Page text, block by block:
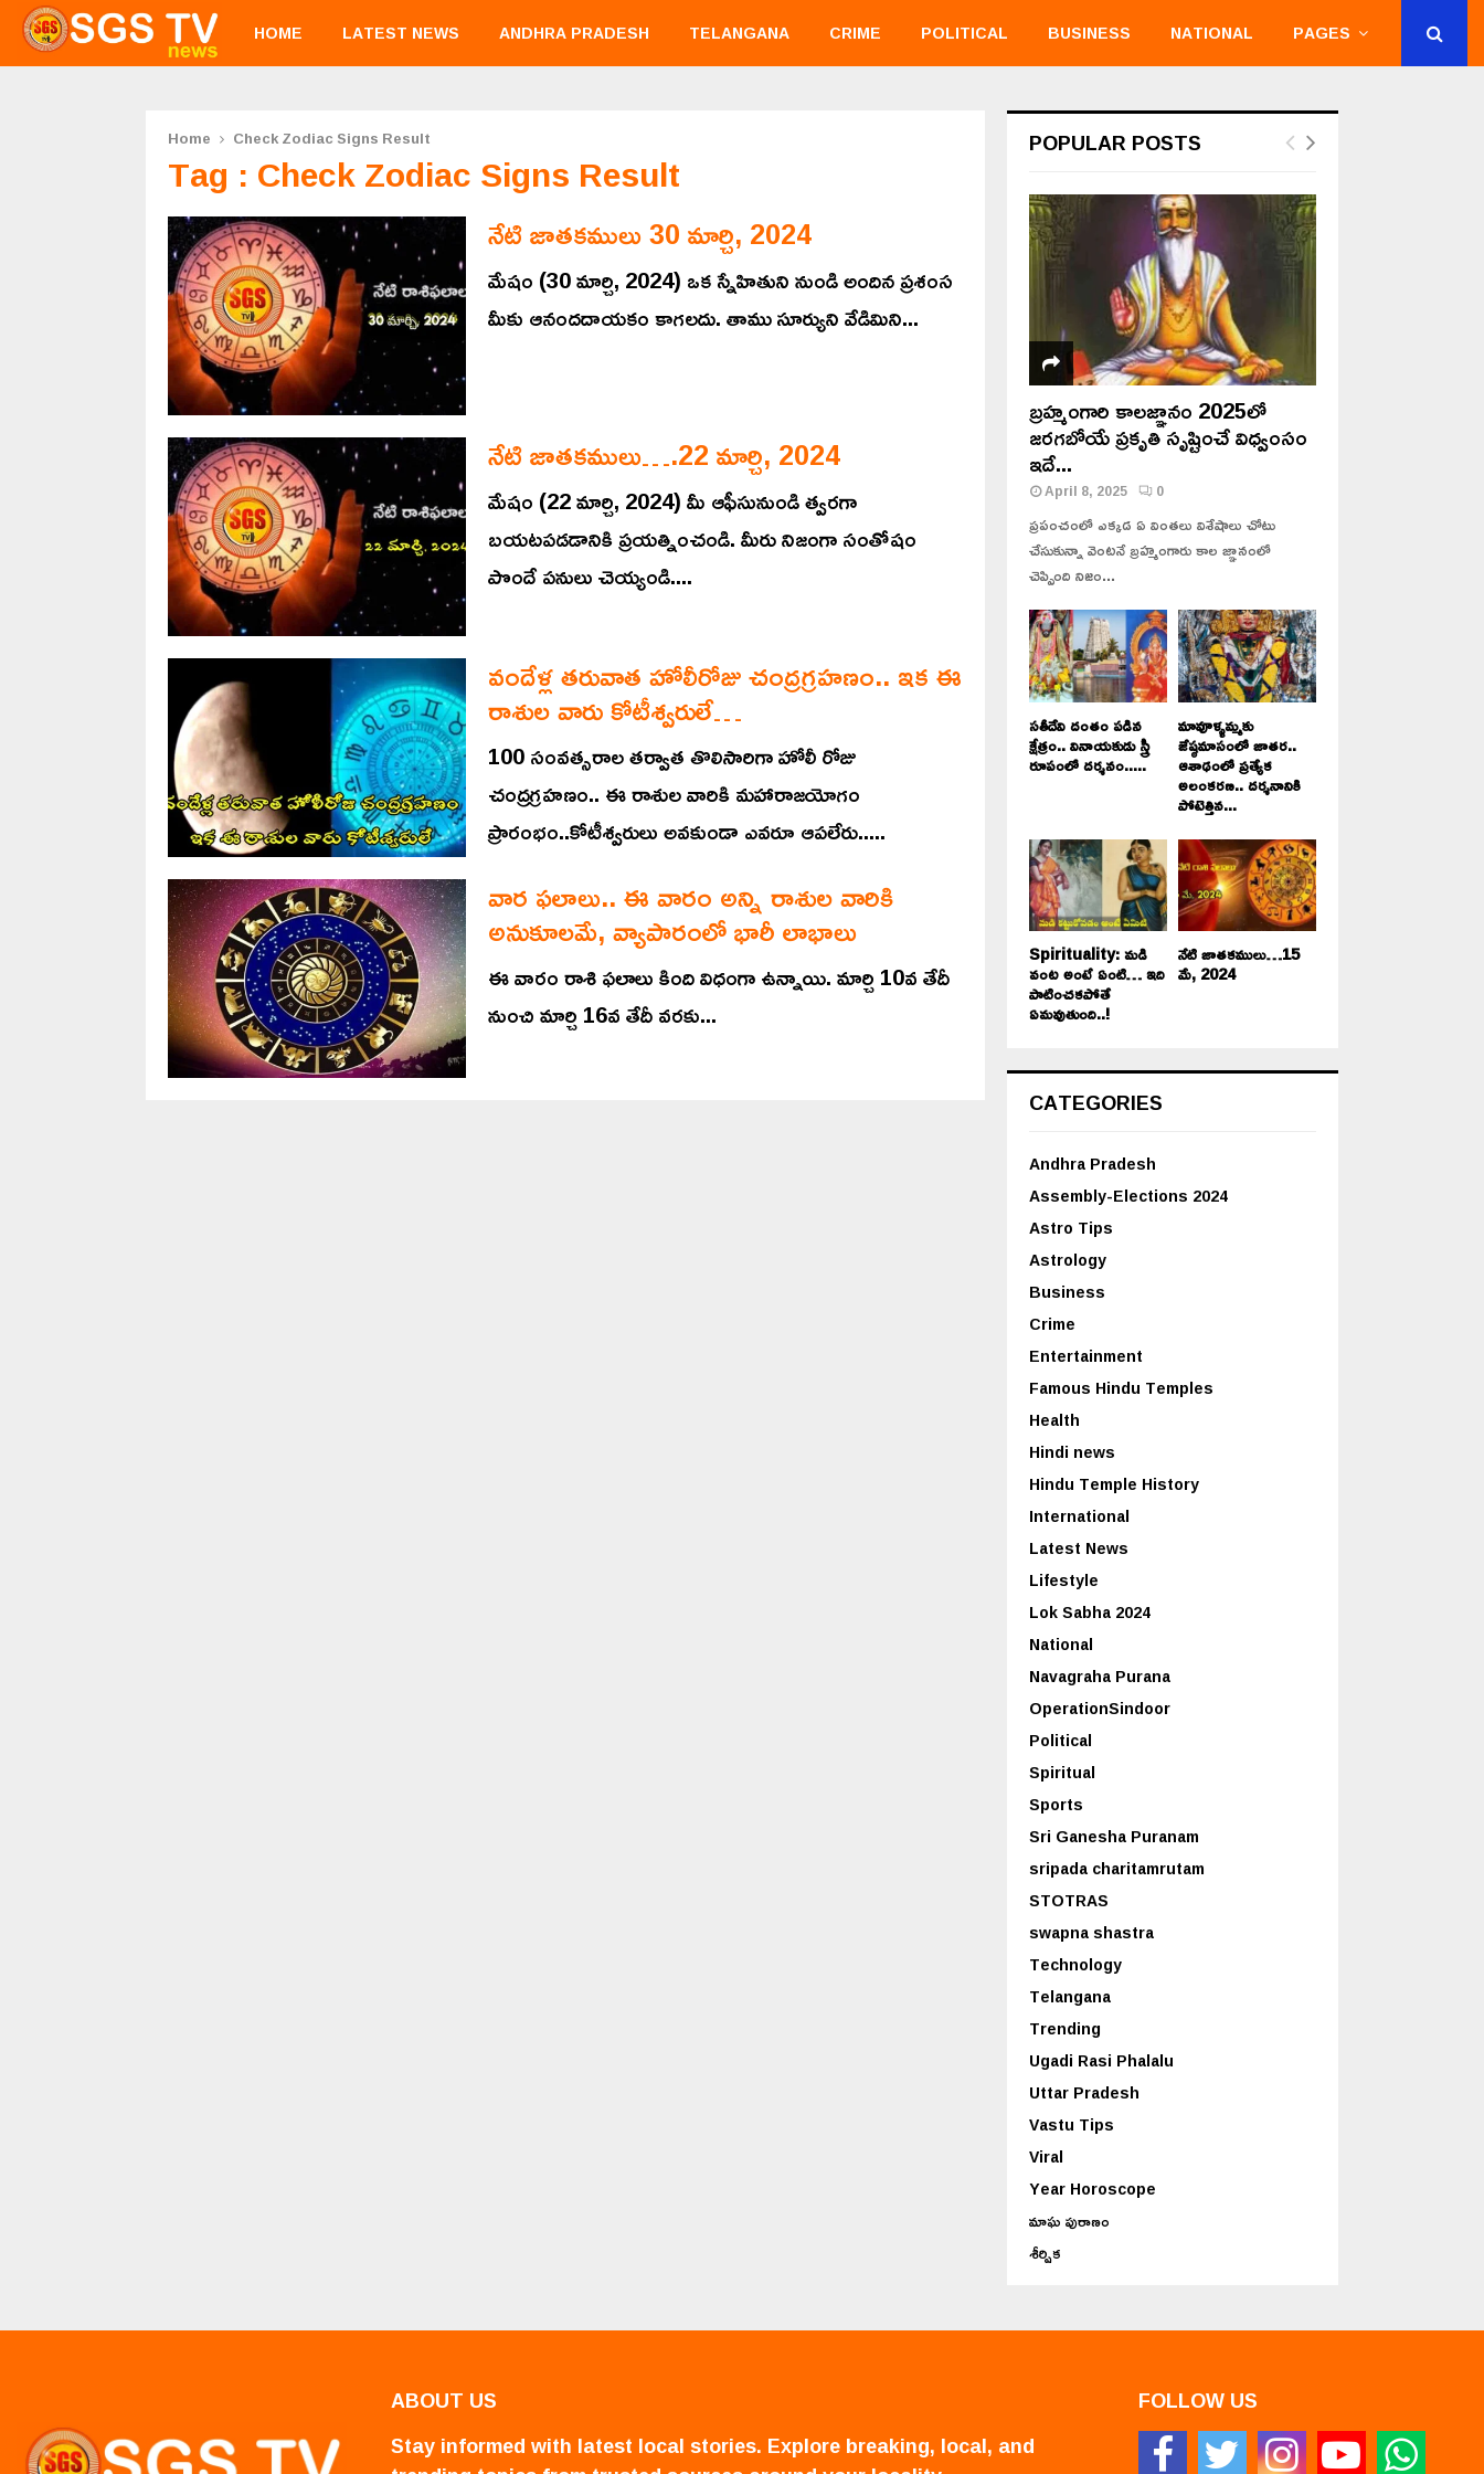
HOME LATEST NEWS ANDHRA PRADESH TELANGANA CRIME POLITICAL BUSINESS NATIONAL PAGES
Home Check Zodiac Signs Result
Tag : Check Zodiac Signs Result
నేటి జాతకములు 30 మార్చి, 2024
మేషం (30 మార్చి, 2024) ఒక స్నేహితుని నుండి అందిన ప్రశంస
మీకు ఆనందదాయకం కాగలదు. తాము సూర్యుని వేడిమిని...
నేటి జాతకములు….22 మార్చి, 2024
మేషం (22 మార్చి, 2024) మీ ఆఫీసునుండి త్వరగా
బయటపడడానికి ప్రయత్నించండి. మీరు నిజంగా సంతోషం
పొందే పనులు చెయ్యండి....
వందేళ్ల తరువాత హోలీరోజు చంద్రగ్రహణం.. ఇక ఈ
రాశుల వారు కోటీశ్వరులే…
100 సంవత్సరాల తర్వాత తొలిసారిగా హోలీ రోజు
చంద్రగ్రహణం.. ఈ రాశుల వారికి మహారాజయోగం
ప్రారంభం..కోటీశ్వరులు అవకుండా ఎవరూ ఆపలేరు.....
వార ఫలాలు.. ఈ వారం అన్ని రాశుల వారికి
అనుకూలమే, వ్యాపారంలో భారీ లాభాలు
ఈ వారం రాశి ఫలాలు కింది విధంగా ఉన్నాయి. మార్చి 10వ తేదీ
నుంచి మార్చి 16వ తేదీ వరకు...
POPULAR POSTS
బ్రహ్మంగారి కాలజ్ఞానం 2025లో
జరగబోయే ప్రకృతి సృష్టించే విధ్వంసం
ఇదే...
April 8, 2025 0
ప్రపంచంలో ఎక్కడ ఏ వింతలు విశేషాలు చోటు
చేసుకున్నా వెంటనే బ్రహ్మంగారు కాల జ్ఞానంలో
చెప్పింది నిజం...
సతీదేవి దంతం పడిన
క్షేత్రం.. వినాయకుడు స్త్రీ
రూపంలో దర్శనం.....
మావూళ్ళమ్మకు
జేష్ఠమాసంలో జాతర..
ఆశాఢంలో ప్రత్యేక
అలంకరణ.. దర్శనానికి
పోటెత్తిన...
Spirituality: మడి
వంట అంటే ఏంటి… ఇది
పాటించకపోతే
ఏమవుతుంది..!
నేటి జాతకములు…15
మే, 2024
CATEGORIES
Andhra Pradesh
Assembly-Elections 2024
Astro Tips
Astrology
Business
Crime
Entertainment
Famous Hindu Temples
Health
Hindi news
Hindu Temple History
International
Latest News
Lifestyle
Lok Sabha 2024
National
Navagraha Purana
OperationSindoor
Political
Spiritual
Sports
Sri Ganesha Puranam
sripada charitamrutam
STOTRAS
swapna shastra
Technology
Telangana
Trending
Ugadi Rasi Phalalu
Uttar Pradesh
Vastu Tips
Viral
Year Horoscope
మాఘ పురాణం
శీర్షిక
ABOUT US
Stay informed with latest local stories. Explore breaking, local, and
FOLLOW US